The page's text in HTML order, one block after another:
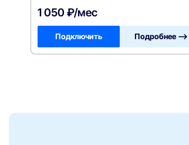
1 050 ₽/мес
Подключить Подробнее —>